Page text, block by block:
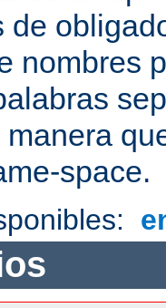
de
nombres
space.